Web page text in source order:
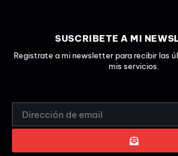
SUSCRIBETE A MI
Registrate a mi newsletter para recibir las
mis servicios.
ADDRESS
SUBMIT